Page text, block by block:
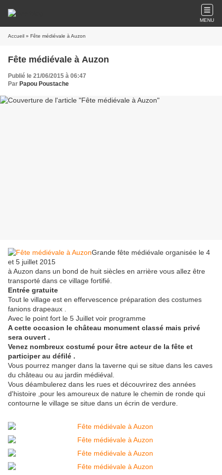
MENU
Accueil » Fête médiévale à Auzon
Fête médiévale à Auzon
Publié le 21/06/2015 à 06:47
Par Papou Poustache
Grande fête médiévale organisée le 4
et 5 juillet 2015
à Auzon dans un bond de huit siècles en arrière vous allez être
transporté dans ce village fortifié.
Entrée gratuite
Tout le village est en effervescence préparation des costumes
fanions drapeaux .
Avec le point fort le 5 Juillet voir programme
A cette occasion le château monument classé mais privé
sera ouvert .
Venez nombreux costumé pour être acteur de la fête et
participer au défilé .
Vous pourrez manger dans la taverne qui se situe dans les caves
du château ou au jardin médiéval.
Vous déambulerez dans les rues et découvrirez des années
d'histoire ,pour les amoureux de nature le chemin de ronde qui
contourne le village se situe dans un écrin de verdure.